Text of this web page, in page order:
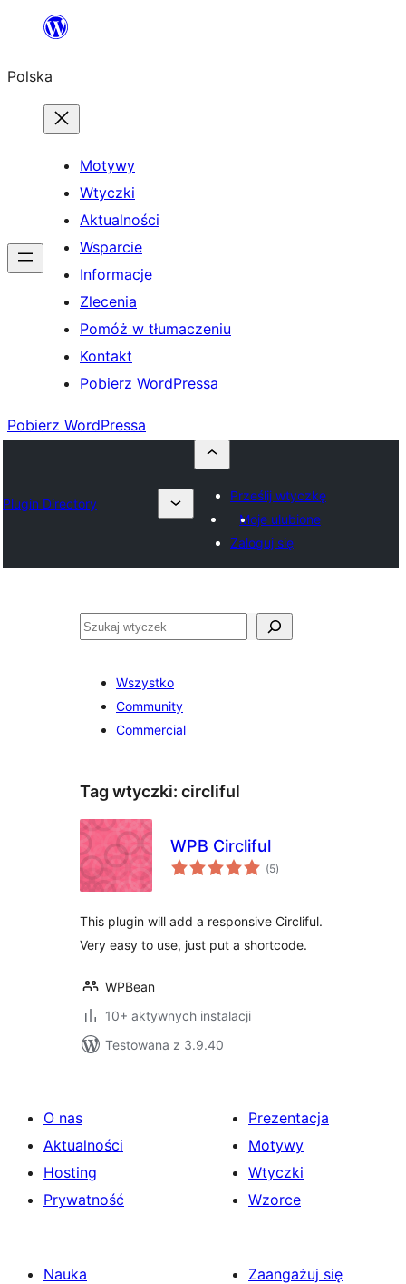
Przejdź
treści
Polska
Motywy
Wtyczki
Aktualności
Wsparcie
Informacje
Zlecenia
Pomóż w tłumaczeniu
Kontakt
Pobierz WordPressa
Pobierz WordPressa
Plugin Directory
Prześlij wtyczkę
Moje ulubione
Zaloguj się
Szukaj
Wszystko
Community
Commercial
Tag wtyczki: circliful
WPB Circliful
(5wszystkich
ocen
)
This plugin will add a responsive Circliful.
Very easy to use, just put a shortcode.
WPBean
10+ aktywnych instalacji
Testowana z 3.9.40
O nas
Aktualności
Hosting
Prywatność
Prezentacja
Motywy
Wtyczki
Wzorce
Nauka
Zaangażuj się